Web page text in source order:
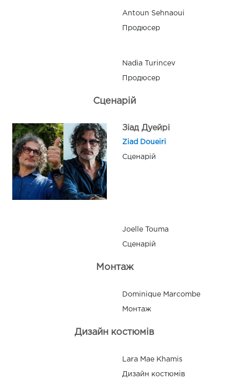
Antoun Sehnaoui
Продюсер
Nadia Turincev
Продюсер
Сценарій
Зіад Дуейрі
Ziad Doueiri
Сценарій
Joelle Touma
Сценарій
Монтаж
Dominique Marcombe
Монтаж
Дизайн костюмів
Lara Mae Khamis
Дизайн костюмів